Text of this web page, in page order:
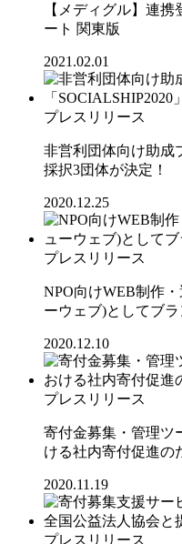
【メディグル】連
ート 関東版
2021.02.01
プレスリリース
非営利団体向け助成
採択3団体が決定！
2020.12.25
プレスリリース
NPO向けWEB制作・
ーウェブ)としてブ
2020.12.10
プレスリリース
寄付金募集・管理ツ
ける社内寄付促進の
2020.11.19
プレスリリース